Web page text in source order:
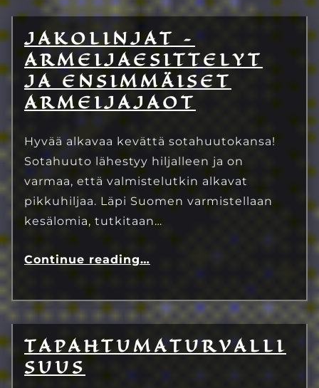
JAKOLINJAT –
ARMEIJAESITTELYT
JA ENSIMMÄISET
ARMEIJAJAOT
Hyvää alkavaa kevättä sotahuutokansa!
Sotahuuto lähestyy hiljalleen ja on
varmaa, että valmistelutkin alkavat
pikkuhiljaa. Läpi Suomen varmistellaan
kesälomia, tutkitaan…
Continue reading…
8.3.2024
Eetu Kinnunen
TAPAHTUMATURVALLI
SUUS
13.7.2023
Eetu Kinnunen